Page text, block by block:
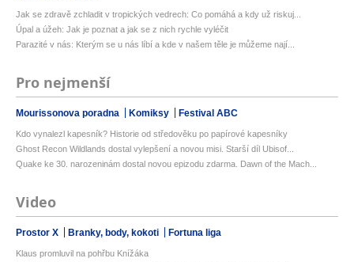
Jak se zdravě zchladit v tropických vedrech: Co pomáhá a kdy už riskuj...
Úpal a úžeh: Jak je poznat a jak se z nich rychle vyléčit
Parazité v nás: Kterým se u nás líbí a kde v našem těle je můžeme nají...
Pro nejmenší
Mourissonova poradna Komiksy Festival ABC
Kdo vynalezl kapesník? Historie od středověku po papírové kapesníky
Ghost Recon Wildlands dostal vylepšení a novou misi. Starší díl Ubisof...
Quake ke 30. narozeninám dostal novou epizodu zdarma. Dawn of the Mach...
Video
Prostor X Branky, body, kokoti Fortuna liga
Klaus promluvil na pohřbu Knížáka